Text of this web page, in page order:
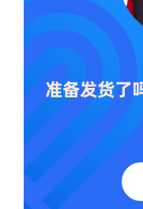
准备发货了